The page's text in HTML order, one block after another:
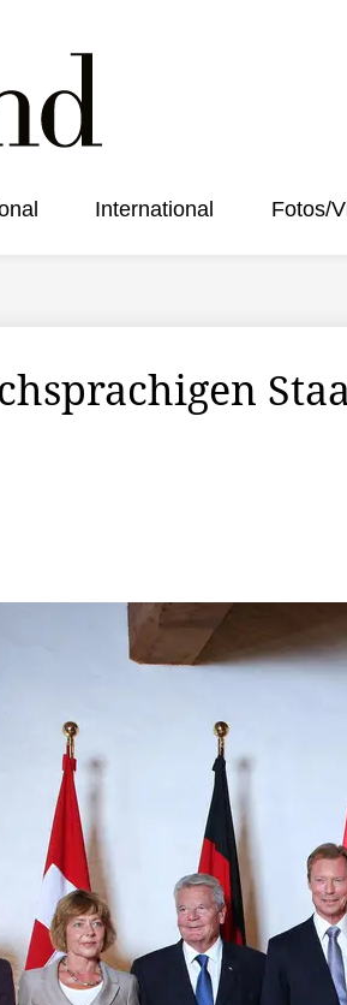
International Fotos/